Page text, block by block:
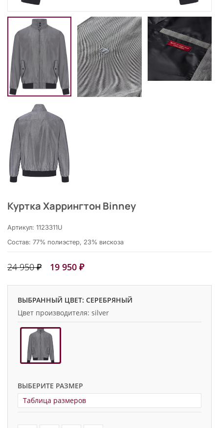
Куртка Харрингтон Binney
Артикул: 1123311U
Состав: 77% полиэстер, 23% вискоза
24 950 ₽ 19 950 ₽
ВЫБРАННЫЙ ЦВЕТ: СЕРЕБРЯНЫЙ
Цвет производителя: silver
ВЫБЕРИТЕ РАЗМЕР
Таблица размеров